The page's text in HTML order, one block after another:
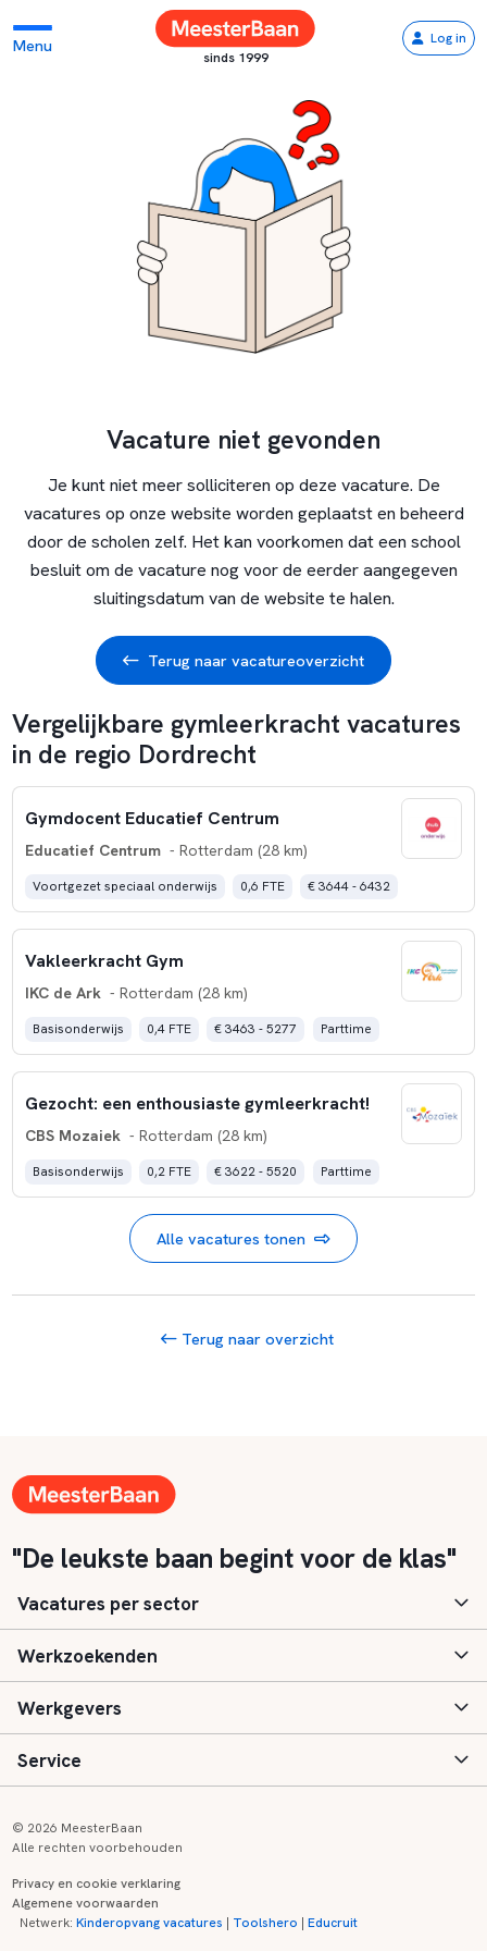
Menu
sinds 1999
Log in
Vacature niet gevonden
Je kunt niet meer solliciteren op deze vacature. De
vacatures op onze website worden geplaatst en beheerd
door de scholen zelf. Het kan voorkomen dat een school
besluit om de vacature nog voor de eerder aangegeven
sluitingsdatum van de website te halen.
Terug naar vacatureoverzicht
Vergelijkbare gymleerkracht vacatures
in de regio Dordrecht
Gymdocent Educatief Centrum
Educatief Centrum - Rotterdam (28 km)
Voortgezet speciaal onderwijs 0,6 FTE € 3644 - 6432
Vakleerkracht Gym
IKC de Ark - Rotterdam (28 km)
Basisonderwijs 0,4 FTE € 3463 - 5277 Parttime
Gezocht: een enthousiaste gymleerkracht!
CBS Mozaiek - Rotterdam (28 km)
Basisonderwijs 0,2 FTE € 3622 - 5520 Parttime
Alle vacatures tonen
Terug naar overzicht
"De leukste baan begint voor de klas"
Vacatures per sector
Basisonderwijs
Speciaal (basis) onderwijs
Voortgezet onderwijs
Kinderopvang
Werkzoekenden
Aanmelden
Vacatures
Zij-instroom informatie
Werkgevers
Inloggen
Registreren
Service
Onderwijs links
© 2026 MeesterBaan
Alle rechten voorbehouden
Privacy en cookie verklaring
Algemene voorwaarden
Netwerk:Kinderopvang vacatures | Toolshero |Educruit